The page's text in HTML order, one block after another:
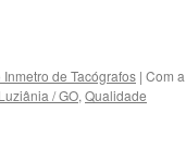
de Tacógrafos | Com a
Luziânia / GO, Qualidade